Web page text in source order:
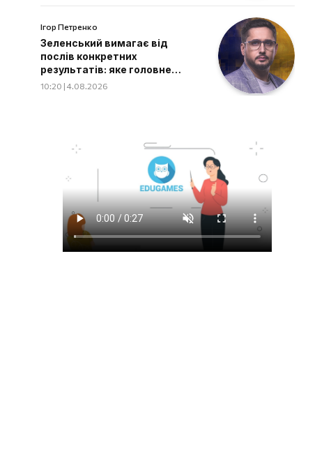
Ігор Петренко
Зеленський вимагає від
послів конкретних
результатів: яке головне
завдання дипломатів
10:20 | 4.08.2026